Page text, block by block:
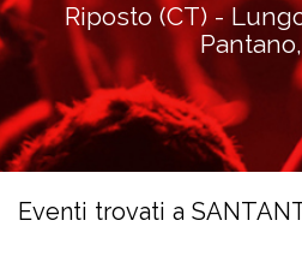
Riposto (CT) -
Eventi trovati a